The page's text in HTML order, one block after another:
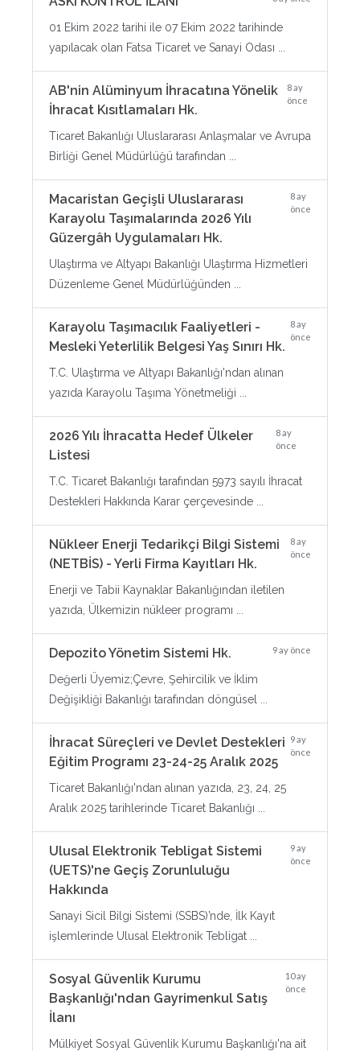
01 Ekim 2022 tarihi ile 07 Ekim 2022 tarihinde
yapılacak olan Fatsa Ticaret ve Sanayi Odası ...
AB'nin Alüminyum İhracatına Yönelik
İhracat Kısıtlamaları Hk.
8 ay
önce
Ticaret Bakanlığı Uluslararası Anlaşmalar ve Avrupa
Birliği Genel Müdürlüğü tarafından ...
Macaristan Geçişli Uluslararası
Karayolu Taşımalarında 2026 Yılı
Güzergâh Uygulamaları Hk.
8 ay
önce
Ulaştırma ve Altyapı Bakanlığı Ulaştırma Hizmetleri
Düzenleme Genel Müdürlüğünden ...
Karayolu Taşımacılık Faaliyetleri -
Mesleki Yeterlilik Belgesi Yaş Sınırı Hk.
8 ay
önce
T.C. Ulaştırma ve Altyapı Bakanlığı'ndan alınan
yazıda Karayolu Taşıma Yönetmeliği ...
2026 Yılı İhracatta Hedef Ülkeler
Listesi
8 ay
önce
T.C. Ticaret Bakanlığı tarafından 5973 sayılı İhracat
Destekleri Hakkında Karar çerçevesinde ...
Nükleer Enerji Tedarikçi Bilgi Sistemi
(NETBİS) - Yerli Firma Kayıtları Hk.
8 ay
önce
Enerji ve Tabii Kaynaklar Bakanlığından iletilen
yazıda, Ülkemizin nükleer programı ...
Depozito Yönetim Sistemi Hk. 9 ay önce
Değerli Üyemiz;Çevre, Şehircilik ve İklim
Değişikliği Bakanlığı tarafından döngüsel ...
İhracat Süreçleri ve Devlet Destekleri
Eğitim Programı 23-24-25 Aralık 2025
9 ay
önce
Ticaret Bakanlığı'ndan alınan yazıda, 23, 24, 25
Aralık 2025 tarihlerinde Ticaret Bakanlığı ...
Ulusal Elektronik Tebligat Sistemi
(UETS)'ne Geçiş Zorunluluğu
Hakkında
9 ay
önce
Sanayi Sicil Bilgi Sistemi (SSBS)’nde, İlk Kayıt
işlemlerinde Ulusal Elektronik Tebligat ...
Sosyal Güvenlik Kurumu
Başkanlığı'ndan Gayrimenkul Satış
İlanı
10 ay
önce
Mülkiyet Sosyal Güvenlik Kurumu Başkanlığı'na ait